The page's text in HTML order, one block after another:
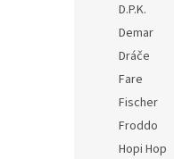
D.P.K.
Demar
Dráče
Fare
Fischer
Froddo
Hopi Hop